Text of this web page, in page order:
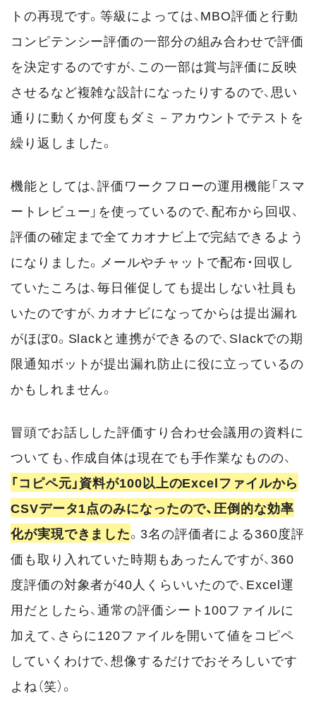
トの再現です。等級によっては、MBO評価と行動
コンピテンシー評価の一部分の組み合わせで評価
を決定するのですが、この一部は賞与評価に反映
させるなど複雑な設計になったりするので、思い
通りに動くか何度もダミ－アカウントでテストを
繰り返しました。
機能としては、評価ワークフローの運用機能「スマ
ートレビュー」を使っているので、配布から回収、
評価の確定まで全てカオナビ上で完結できるよう
になりました。メールやチャットで配布・回収し
ていたころは、毎日催促しても提出しない社員も
いたのですが、カオナビになってからは提出漏れ
がほぼ0。Slackと連携ができるので、Slackでの期
限通知ボットが提出漏れ防止に役に立っているの
かもしれません。
冒頭でお話しした評価すり合わせ会議用の資料に
ついても、作成自体は現在でも手作業なものの、
「コピペ元」資料が100以上のExcelファイルから
CSVデータ1点のみになったので、圧倒的な効率
化が実現できました。3名の評価者による360度評
価も取り入れていた時期もあったんですが、360
度評価の対象者が40人くらいいたので、Excel運
用だとしたら、通常の評価シート100ファイルに
加えて、さらに120ファイルを開いて値をコピペ
していくわけで、想像するだけでおそろしいです
よね（笑）。